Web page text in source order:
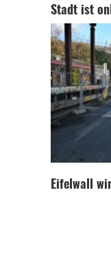
Stadt ist
Eifelwall